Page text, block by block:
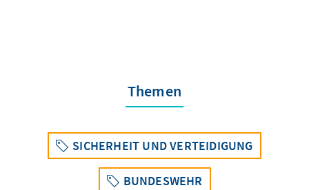
Themen
SICHERHEIT UND VERTEIDIGUNG
BUNDESWEHR